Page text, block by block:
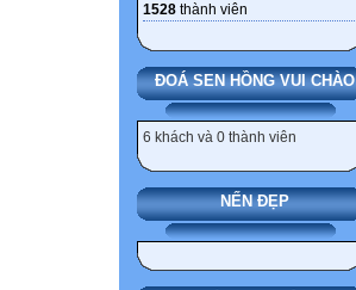
1528 thành viên
ĐOÁ SEN HỒNG VUI CHÀO
6 khách và 0 thành viên
NẾN ĐẸP